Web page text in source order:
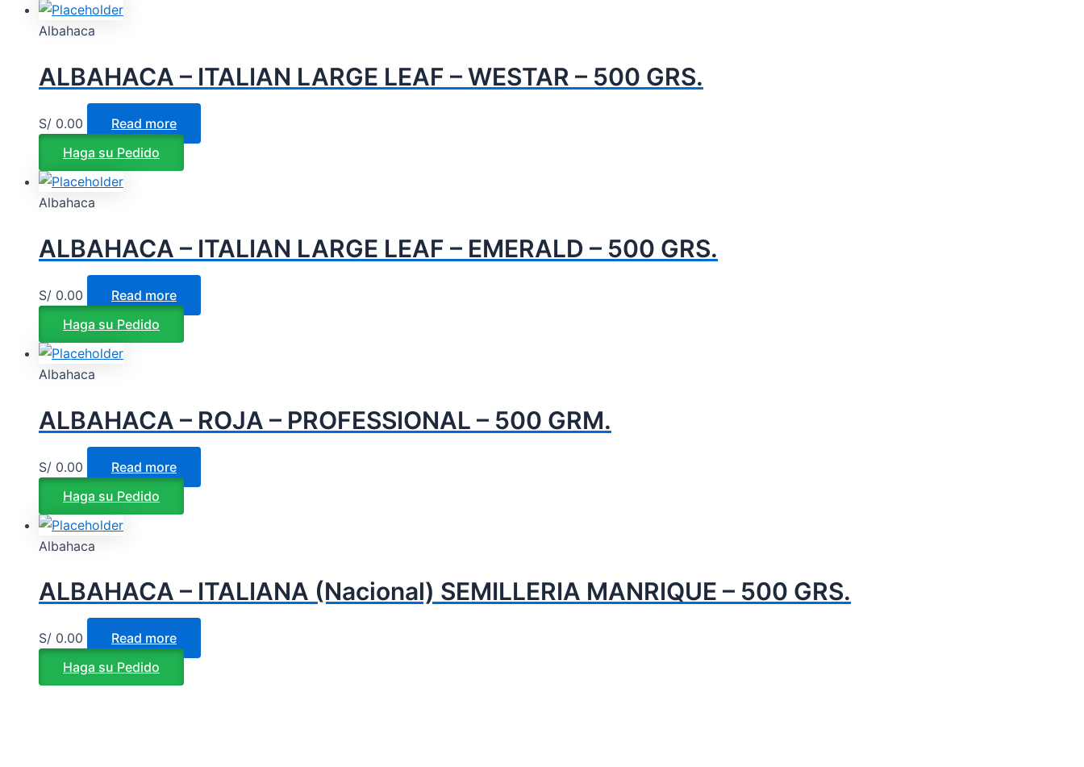
Albahaca
ALBAHACA – ITALIAN LARGE LEAF – WESTAR – 500 GRS.
S/ 0.00
Read more
Haga su Pedido
Albahaca
ALBAHACA – ITALIAN LARGE LEAF – EMERALD – 500 GRS.
S/ 0.00
Read more
Haga su Pedido
Albahaca
ALBAHACA – ROJA – PROFESSIONAL – 500 GRM.
S/ 0.00
Read more
Haga su Pedido
Albahaca
ALBAHACA – ITALIANA (Nacional) SEMILLERIA MANRIQUE – 500 GRS.
S/ 0.00
Read more
Haga su Pedido